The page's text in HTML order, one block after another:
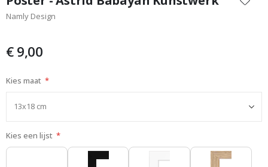
het
begin
afbeeldingen-
Namly Design
€ 9,00
Kies maat
Kies een lijst